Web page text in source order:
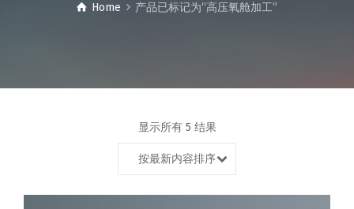
Home 产品已标记为“高压氧舱加工”
显示所有 5 结果
按最新内容排序